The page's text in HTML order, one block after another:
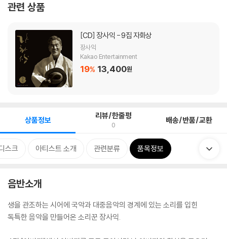
관련 상품
[CD] 장사익 - 9집 자화상
장사익
Kakao Entertainment
19% 13,400원
상품정보 리뷰/한줄평
0 배송/반품/교환
스크 아티스트 소개 관련분류 품목정보
음반소개
생을 관조하는 시어에 국악과 대중음악의 경계에 있는 소리를 입힌
독특한 음악을 만들어온 소리꾼 장사익.